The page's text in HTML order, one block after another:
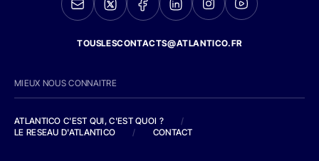
TOUSLESCONTACTS@ATLANTICO.FR
MIEUX NOUS CONNAITRE
ATLANTICO C'EST QUI, C'EST QUOI ?
/
LE RESEAU D'ATLANTICO
/ CONTACT